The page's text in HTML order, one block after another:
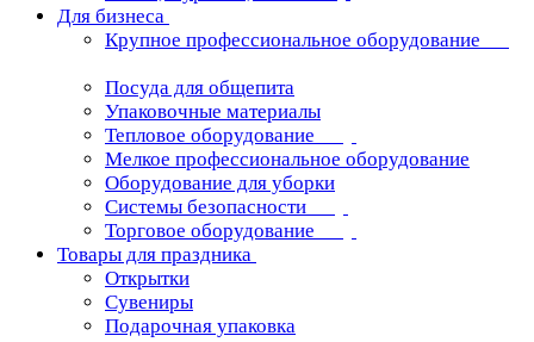
Для бизнеса
Крупное профессиональное оборудование
Посуда для общепита
Упаковочные материалы
Тепловое оборудование
Мелкое профессиональное оборудование
Оборудование для уборки
Системы безопасности
Торговое оборудование
Товары для праздника
Открытки
Сувениры
Подарочная упаковка